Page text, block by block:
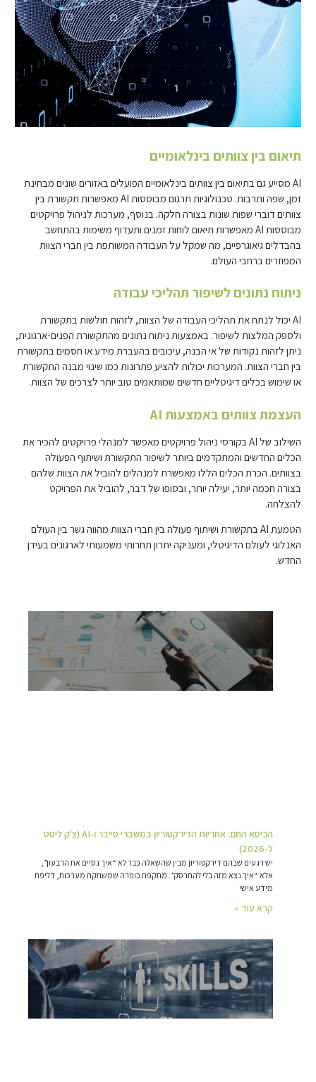
תיאום בין צוותים בינלאומיים
AI מסייע גם בתיאום בין צוותים בינלאומיים הפועלים באזורים שונים מבחינת
זמן, שפה ותרבות. טכנולוגיות תרגום מבוססות AI מאפשרות תקשורת בין
צוותים דוברי שפות שונות בצורה חלקה. בנוסף, מערכות לניהול פרויקטים
מבוססות AI מאפשרות תיאום לוחות זמנים ותעדוף משימות בהתחשב
בהבדלים גיאוגרפיים, מה שמקל על העבודה המשותפת בין חברי הצוות
המפוזרים ברחבי העולם.
ניתוח נתונים לשיפור תהליכי עבודה
AI יכול לנתח את תהליכי העבודה של הצוות, לזהות חולשות בתקשורת
ולספק המלצות לשיפור. באמצעות ניתוח נתונים מהתקשורת הפנים-ארגונית,
ניתן לזהות נקודות של אי הבנה, עיכובים בהעברת מידע או חסמים בתקשורת
בין חברי הצוות. המערכות יכולות להציע פתרונות כמו שינוי מבנה התקשורת
או שימוש בכלים דיגיטליים חדשים שמותאמים טוב יותר לצרכים של הצוות.
העצמת צוותים באמצעות AI
השילוב של AI בקורסי ניהול פרויקטים מאפשר למנהלי פרויקטים להכיר את
הכלים החדשים והמתקדמים ביותר לשיפור התקשורת ושיתוף הפעולה
בצוותים. הכרת הכלים הללו מאפשרת למנהלים להוביל את הצוות שלהם
בצורה חכמה יותר, יעילה יותר, ובסופו של דבר, להוביל את הפרויקט
להצלחה.
הטמעת AI בתקשורת ושיתוף פעולה בין חברי הצוות מהווה גשר בין העולם
האנלוגי לעולם הדיגיטלי, ומעניקה יתרון תחרותי משמעותי לארגונים בעידן
החדש.
הכיסא החם: אחריות הדירקטוריון במשברי סייבר ו-AI (צ'ק ליסט
ל-2026)
יש רגעים שבהם דירקטוריון מבין שהשאלה כבר לא “איך נסיים את הרבעון”,
אלא “איך נצא מזה בלי להתרסק”. מתקפת כופרה שמשתקת מערכות, דליפת
מידע אישי
קרא עוד »